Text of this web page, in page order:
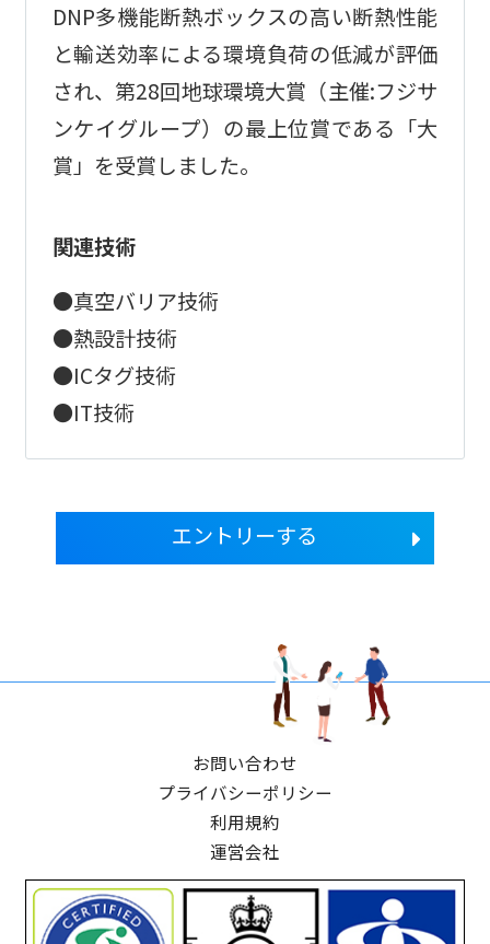
DNP多機能断熱ボックスの高い断熱性能
と輸送効率による環境負荷の低減が評価
され、第28回地球環境大賞（主催:フジサ
ンケイグループ）の最上位賞である「大
賞」を受賞しました。
関連技術
●真空バリア技術
●熱設計技術
●ICタグ技術
●IT技術
エントリーする
お問い合わせ
プライバシーポリシー
利用規約
運営会社